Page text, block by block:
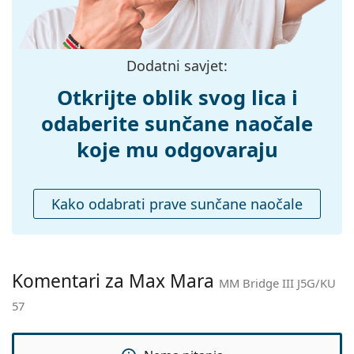
Težina:
45 g
Da
Kutijica:
Da
Da
Ostalo
Spol:
Ženske
Kategorija:
Sunčane naočale
Upotreba:
Moda
Dodatni savjet:
Otkrijte oblik svog lica i
odaberite sunčane naočale
koje mu odgovaraju
Kako odabrati prave sunčane naočale
Komentari za Max Mara MM Bridge III J5G/KU
57